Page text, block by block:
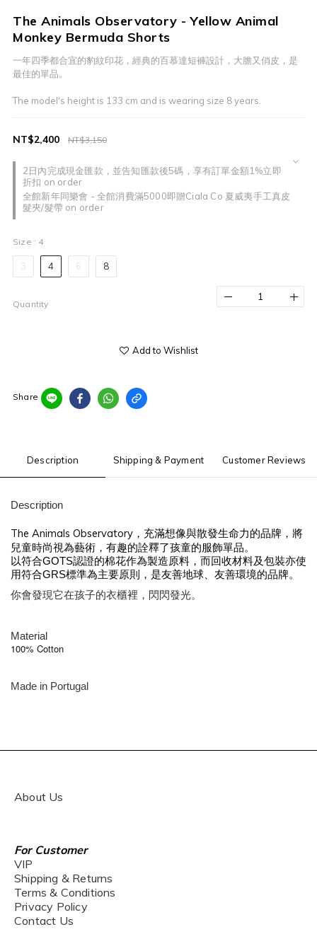
The Animals Observatory - Yellow Animal
Monkey Bermuda Shorts
一年四季都合宜的豹紋印花，經典的百慕達短褲設計，大膽又俏皮，是
最佳的單品。
The model's height is 133 cm and is wearing size 8 years.
2日內完成現金匯款，並告知匯款後5碼，享有訂單金額1%立即
折扣 on order
全館新年同樂會 - 全館消費滿5000即贈Ciala Co 夏威夷手工真皮
髮夾/髮帶 on order
NT$3,150
NT$2,400
Size : 4
3 4 6 8
Quantity
Add to Wishlist
Share
Description Shipping & Payment Customer Reviews
Description
The Animals Observatory，充滿想像與散發生命力的品牌，將
兒童時尚視為藝術，有趣的詮釋了孩童的服飾單品。
以符合GOTS認證的棉花作為製造原料，而回收材料及包裝亦使
用符合GRS標準為主要原則，是友善地球、友善環境的品牌。
你會發現它在孩子的衣櫃裡，閃閃發光。
Material
100% Cotton
Made in Portugal
About Us
For Customer
VIP
Shipping & Returns
Terms & Conditions
Privacy Policy
Contact Us